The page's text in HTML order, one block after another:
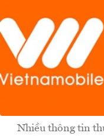
Nhiều thông tin